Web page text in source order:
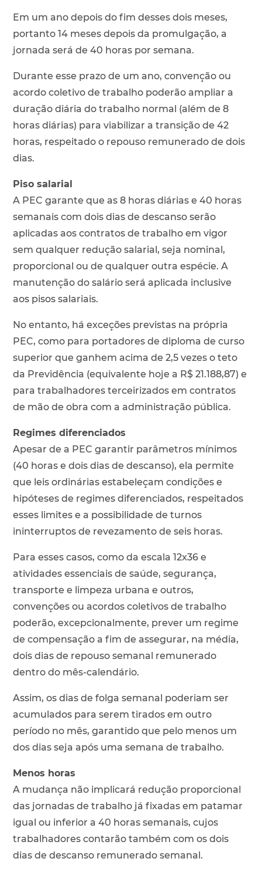
Em um ano depois do fim desses dois meses,
portanto 14 meses depois da promulgação, a
jornada será de 40 horas por semana.
Durante esse prazo de um ano, convenção ou
acordo coletivo de trabalho poderão ampliar a
duração diária do trabalho normal (além de 8
horas diárias) para viabilizar a transição de 42
horas, respeitado o repouso remunerado de dois
dias.
Piso salarial
A PEC garante que as 8 horas diárias e 40 horas
semanais com dois dias de descanso serão
aplicadas aos contratos de trabalho em vigor
sem qualquer redução salarial, seja nominal,
proporcional ou de qualquer outra espécie. A
manutenção do salário será aplicada inclusive
aos pisos salariais.
No entanto, há exceções previstas na própria
PEC, como para portadores de diploma de curso
superior que ganhem acima de 2,5 vezes o teto
da Previdência (equivalente hoje a R$ 21.188,87) e
para trabalhadores terceirizados em contratos
de mão de obra com a administração pública.
Regimes diferenciados
Apesar de a PEC garantir parâmetros mínimos
(40 horas e dois dias de descanso), ela permite
que leis ordinárias estabeleçam condições e
hipóteses de regimes diferenciados, respeitados
esses limites e a possibilidade de turnos
ininterruptos de revezamento de seis horas.
Para esses casos, como da escala 12x36 e
atividades essenciais de saúde, segurança,
transporte e limpeza urbana e outros,
convenções ou acordos coletivos de trabalho
poderão, excepcionalmente, prever um regime
de compensação a fim de assegurar, na média,
dois dias de repouso semanal remunerado
dentro do mês-calendário.
Assim, os dias de folga semanal poderiam ser
acumulados para serem tirados em outro
período no mês, garantido que pelo menos um
dos dias seja após uma semana de trabalho.
Menos horas
A mudança não implicará redução proporcional
das jornadas de trabalho já fixadas em patamar
igual ou inferior a 40 horas semanais, cujos
trabalhadores contarão também com os dois
dias de descanso remunerado semanal.